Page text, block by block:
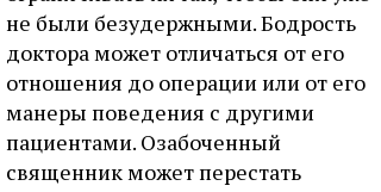
не были безудержными. Бодрость
доктора может отличаться от его
отношения до операции или от его
манеры поведения с другими
пациентами. Озабоченный
священник может перестать